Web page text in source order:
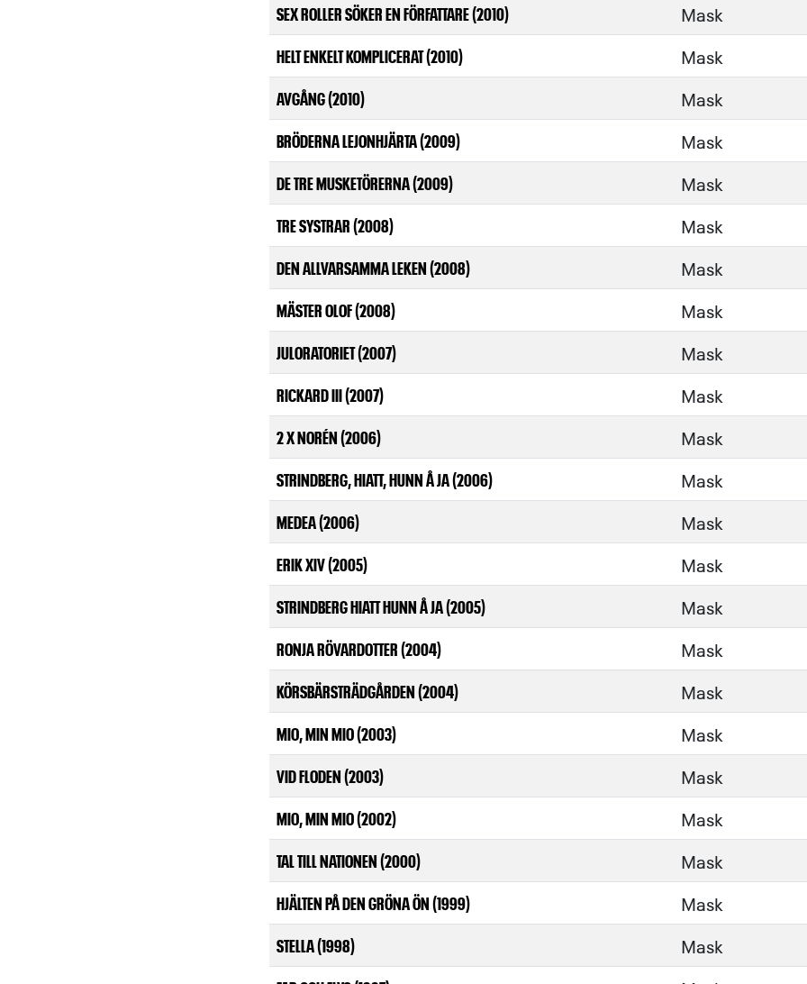
SEX ROLLER SÖKER EN FÖRFATTARE (2010) Mask
HELT ENKELT KOMPLICERAT (2010) Mask
AVGÅNG (2010) Mask
BRÖDERNA LEJONHJÄRTA (2009) Mask
DE TRE MUSKETÖRERNA (2009) Mask
TRE SYSTRAR (2008) Mask
DEN ALLVARSAMMA LEKEN (2008) Mask
MÄSTER OLOF (2008) Mask
JULORATORIET (2007) Mask
RICKARD III (2007) Mask
2 X NORÉN (2006) Mask
STRINDBERG, HIATT, HUNN Å JA (2006) Mask
MEDEA (2006) Mask
ERIK XIV (2005) Mask
STRINDBERG HIATT HUNN Å JA (2005) Mask
RONJA RÖVARDOTTER (2004) Mask
KÖRSBÄRSTRÄDGÅRDEN (2004) Mask
MIO, MIN MIO (2003) Mask
VID FLODEN (2003) Mask
MIO, MIN MIO (2002) Mask
TAL TILL NATIONEN (2000) Mask
HJÄLTEN PÅ DEN GRÖNA ÖN (1999) Mask
STELLA (1998) Mask